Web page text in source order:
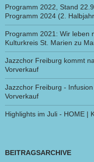
Programm 2022, Stand
Programm 2024 (2.
Programm 2021: Wir leben
Kulturkreis St. Marien zu
Jazzchor Freiburg kommt
Vorverkauf
Jazzchor Freiburg -
Vorverkauf
Highlights im Juli - HOME |
BEITRAGSARCHIVE